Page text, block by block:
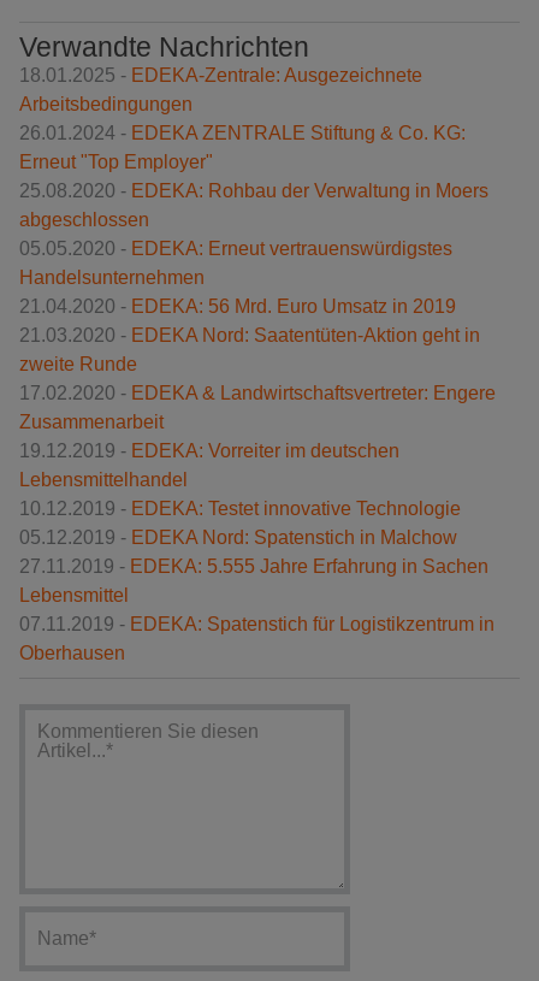
Verwandte Nachrichten
18.01.2025 - EDEKA-Zentrale: Ausgezeichnete
Arbeitsbedingungen
26.01.2024 - EDEKA ZENTRALE Stiftung & Co. KG:
Erneut "Top Employer"
25.08.2020 - EDEKA: Rohbau der Verwaltung in Moers
abgeschlossen
05.05.2020 - EDEKA: Erneut vertrauenswürdigstes
Handelsunternehmen
21.04.2020 - EDEKA: 56 Mrd. Euro Umsatz in 2019
21.03.2020 - EDEKA Nord: Saatentüten-Aktion geht in
zweite Runde
17.02.2020 - EDEKA & Landwirtschaftsvertreter: Engere
Zusammenarbeit
19.12.2019 - EDEKA: Vorreiter im deutschen
Lebensmittelhandel
10.12.2019 - EDEKA: Testet innovative Technologie
05.12.2019 - EDEKA Nord: Spatenstich in Malchow
27.11.2019 - EDEKA: 5.555 Jahre Erfahrung in Sachen
Lebensmittel
07.11.2019 - EDEKA: Spatenstich für Logistikzentrum in
Oberhausen